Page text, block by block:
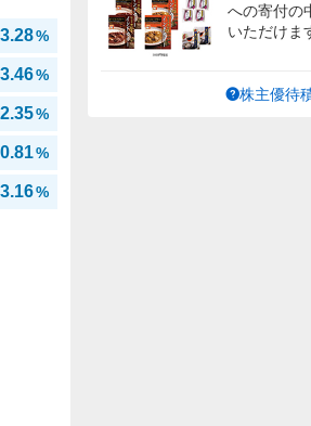
%
%
%
%
%
への寄付の
いただけま
株主優待